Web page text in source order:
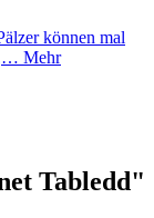
können mal
Mehr
Tabledd"